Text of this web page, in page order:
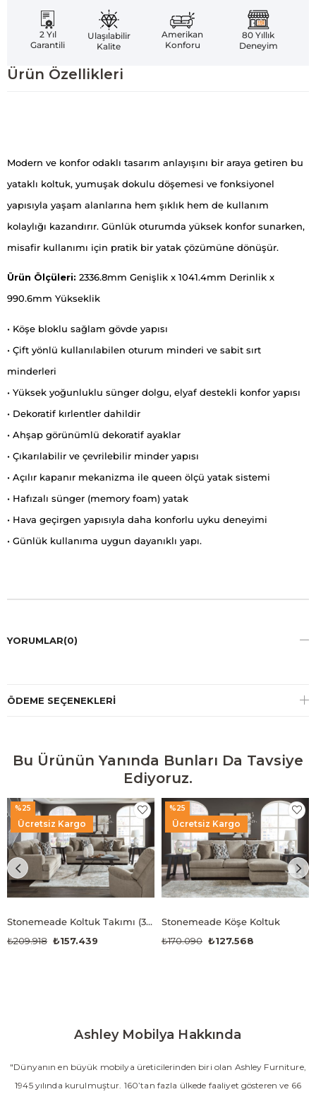
2 Yıl
Garantili
Ulaşılabilir
Kalite
Amerikan
Konforu
80 Yıllık
Deneyim
Ürün Özellikleri
Modern ve konfor odaklı tasarım anlayışını bir araya getiren bu
yataklı koltuk, yumuşak dokulu döşemesi ve fonksiyonel
yapısıyla yaşam alanlarına hem şıklık hem de kullanım
kolaylığı kazandırır. Günlük oturumda yüksek konfor sunarken,
misafir kullanımı için pratik bir yatak çözümüne dönüşür.
Ürün Ölçüleri: 2336.8mm Genişlik x 1041.4mm Derinlik x
990.6mm Yükseklik
• Köşe bloklu sağlam gövde yapısı
• Çift yönlü kullanılabilen oturum minderi ve sabit sırt
minderleri
• Yüksek yoğunluklu sünger dolgu, elyaf destekli konfor yapısı
• Dekoratif kırlentler dahildir
• Ahşap görünümlü dekoratif ayaklar
• Çıkarılabilir ve çevrilebilir minder yapısı
• Açılır kapanır mekanizma ile queen ölçü yatak sistemi
• Hafızalı sünger (memory foam) yatak
• Hava geçirgen yapısıyla daha konforlu uyku deneyimi
• Günlük kullanıma uygun dayanıklı yapı.
YORUMLAR(0)
ÖDEME SEÇENEKLERI
Bu Ürünün Yanında Bunları Da Tavsiye
Ediyoruz.
Stonemeade Koltuk Takımı (3+2+1)
₺157.439
₺209.918
Ücretsiz Kargo
%25
Stonemeade Köşe Koltuk
₺127.568
₺170.090
Ücretsiz Kargo
%25
Ashley Mobilya Hakkında
"Dünyanın en büyük mobilya üreticilerinden biri olan Ashley Furniture,
1945 yılında kurulmuştur. 160’tan fazla ülkede faaliyet gösteren ve 66